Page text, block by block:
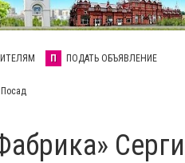
П ПОДАТЬ ОБЪЯВЛЕНИЕ
Посад